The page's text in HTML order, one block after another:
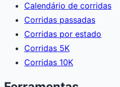
Calendário de corridas
Corridas passadas
Corridas por estado
Corridas 5K
Corridas 10K